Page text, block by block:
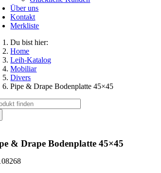
Über uns
Kontakt
Merkliste
Du bist hier:
Home
Leih-Katalog
Mobiliar
Divers
Pipe & Drape Bodenplatte 45×45
& Drape Bodenplatte 45×45